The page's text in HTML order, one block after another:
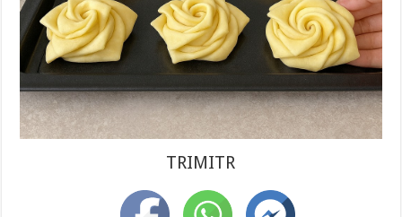
TRIMITR